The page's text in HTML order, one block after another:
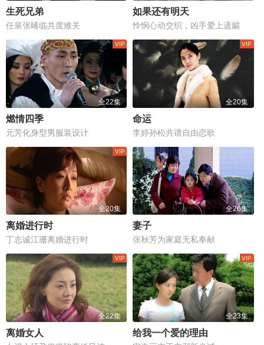
生死兄弟
任泉张晞临共度难关
如果还有明天
怜悯心动交织，凶手爱上遗孀
全22集
燃情四季
元芳化身型男服装设计
全20集
命运
李婷孙松共谱自由恋歌
全20集
离婚进行时
丁志诚江珊离婚进行时
全26集
妻子
张秋芳为家庭无私奉献
全22集
离婚女人
全23集
给我一个爱的理由